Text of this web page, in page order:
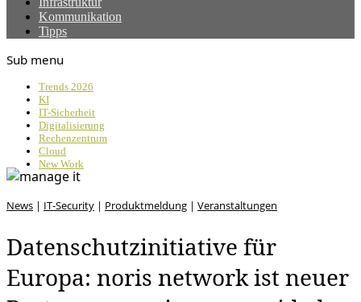
Kommunikation
Tipps
Sub menu
Trends 2026
KI
IT-Sicherheit
Digitalisierung
Rechenzentrum
Cloud
New Work
News | IT-Security | Produktmeldung | Veranstaltungen
Datenschutzinitiative für
Europa: noris network ist neuer